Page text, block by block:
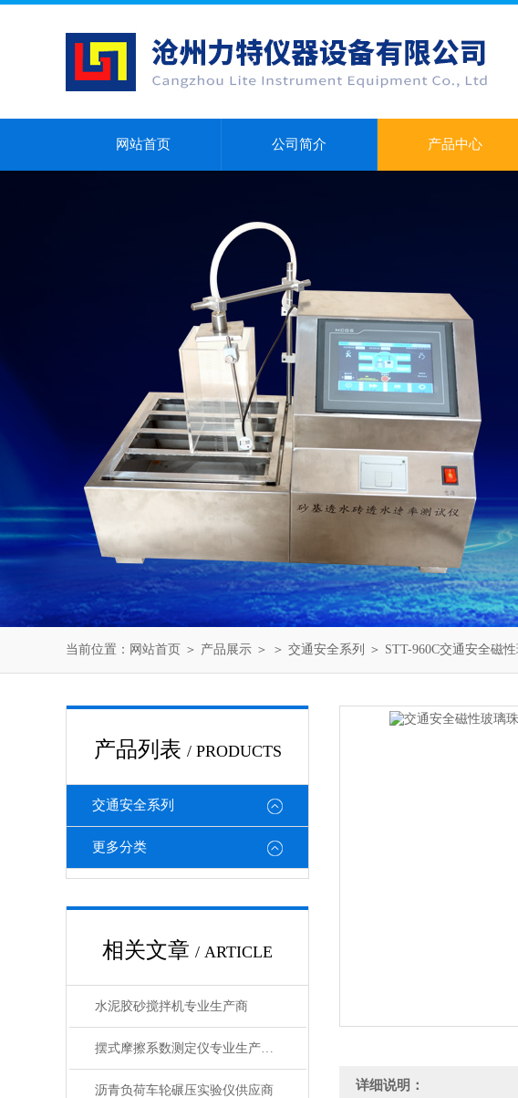
网站首页 公司简介 产品中心
当前位置： 网站首页 ＞ 产品展示 ＞ ＞ 交通安全系列 ＞ STT-960C交通安全磁
产品列表 / PRODUCTS
交通安全系列
更多分类
相关文章 / ARTICLE
水泥胶砂搅拌机专业生产商
摆式摩擦系数测定仪专业生产企业
沥青负荷车轮碾压实验仪供应商 详细说明：